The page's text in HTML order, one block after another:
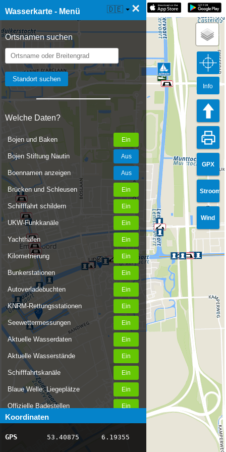
Wasserkarte - Menü ×
Ortsnamen suchen
Welche Daten?
Bojen und Baken
Bojen Stiftung Nautin
Boennamen anzeigen
Brücken und Schleusen
Schifffahrt schildern
UKW-Funkkanäle
Yachthäfen
Kilometrierung
Bunkerstationen
Autoverladebuchten
KNRM-Rettungsstationen
Seewettermessungen
Aktuelle Wasserdaten
Aktuelle Wasserstände
Schifffahrtskanäle
Blaue Welle: Liegeplätze
Offizielle Badestellen
Nachrichten Binnenschifffahrt
AIS-Schiffspositionen
Koordinaten
GPS 53.40875 6.19355
☰ Wasserkarte Live 🇩🇪
GPX
Stroom
Wind
LIDLZeit
Info